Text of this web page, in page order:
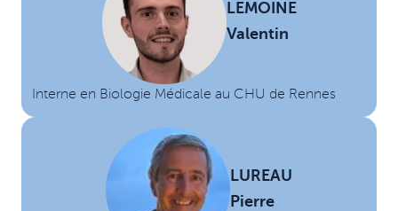
LEMOINE
Valentin
Interne en Biologie Médicale au CHU de Rennes
LUREAU
Pierre